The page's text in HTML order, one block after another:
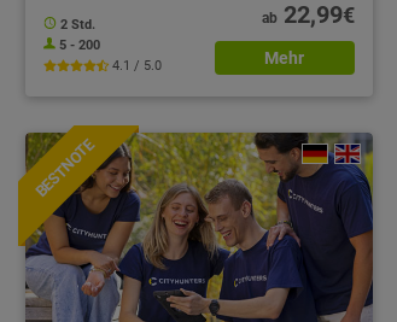
2 Std.
5 - 200
4.1 / 5.0
ab22,99€
Mehr
BESTNOTE